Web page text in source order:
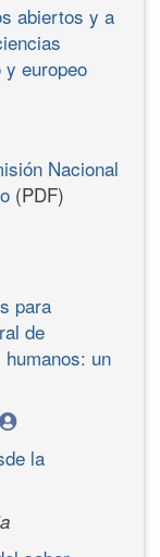
abiertos y a
europeo
Nacional
(PDF)
para
de
un
la